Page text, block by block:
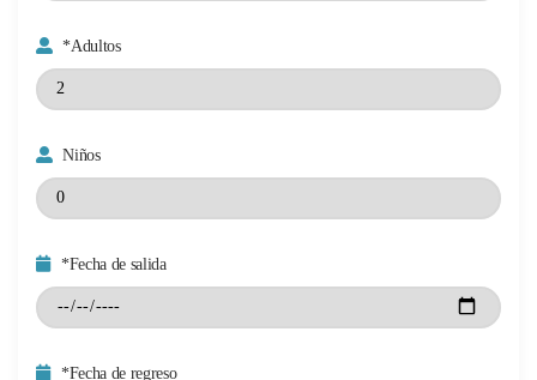
*Adultos
Niños
*Fecha de salida
*Fecha de regreso